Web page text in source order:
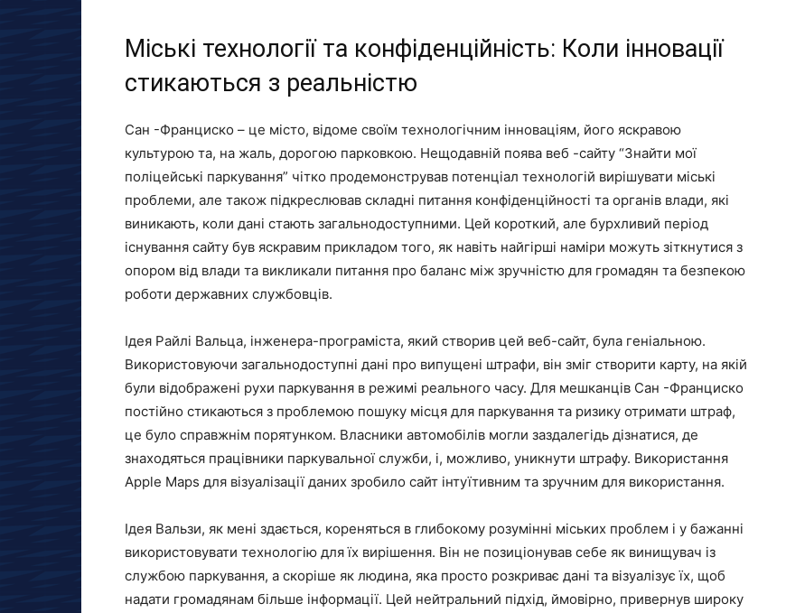
Міські технології та конфіденційність: Коли інновації
стикаються з реальністю
Сан -Франциско – це місто, відоме своїм технологічним інноваціям, його яскравою
культурою та, на жаль, дорогою парковкою. Нещодавній поява веб -сайту “Знайти мої
поліцейські паркування” чітко продемонстрував потенціал технологій вирішувати міські
проблеми, але також підкреслював складні питання конфіденційності та органів влади, які
виникають, коли дані стають загальнодоступними. Цей короткий, але бурхливий період
існування сайту був яскравим прикладом того, як навіть найгірші наміри можуть зіткнутися з
опором від влади та викликали питання про баланс між зручністю для громадян та безпекою
роботи державних службовців.
Ідея Райлі Вальца, інженера-програміста, який створив цей веб-сайт, була геніальною.
Використовуючи загальнодоступні дані про випущені штрафи, він зміг створити карту, на якій
були відображені рухи паркування в режимі реального часу. Для мешканців Сан -Франциско
постійно стикаються з проблемою пошуку місця для паркування та ризику отримати штраф,
це було справжнім порятунком. Власники автомобілів могли заздалегідь дізнатися, де
знаходяться працівники паркувальної служби, і, можливо, уникнути штрафу. Використання
Apple Maps для візуалізації даних зробило сайт інтуїтивним та зручним для використання.
Ідея Вальзи, як мені здається, кореняться в глибокому розумінні міських проблем і у бажанні
використовувати технологію для їх вирішення. Він не позиціонував себе як винищувач із
службою паркування, а скоріше як людина, яка просто розкриває дані та візуалізує їх, щоб
надати громадянам більше інформації. Цей нейтральний підхід, ймовірно, привернув широку